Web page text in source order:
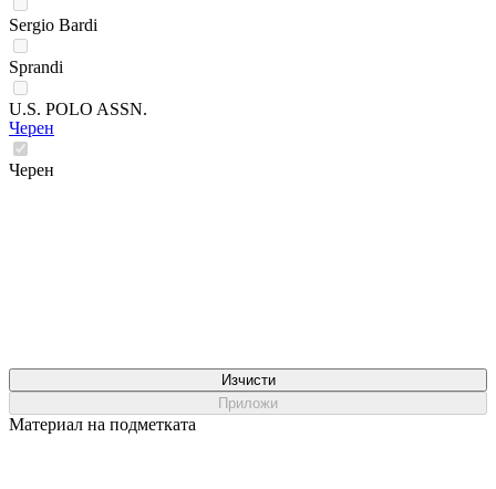
Sergio Bardi
Sprandi
U.S. POLO ASSN.
Черен
Черен
Изчисти
Приложи
Материал на подметката